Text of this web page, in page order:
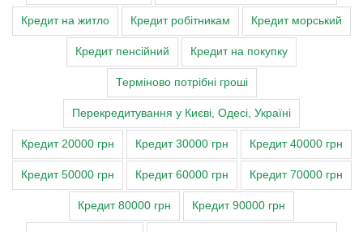
Кредит на житло Кредит робітникам Кредит морський
Кредит пенсійний Кредит на покупку
Терміново потрібні гроші
Перекредитування у Києві, Одесі, Україні
Кредит 20000 грн Кредит 30000 грн Кредит 40000 грн
Кредит 50000 грн Кредит 60000 грн Кредит 70000 грн
Кредит 80000 грн Кредит 90000 грн